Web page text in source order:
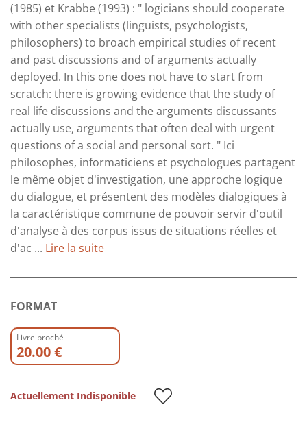
(1985) et Krabbe (1993) : " logicians should cooperate
with other specialists (linguists, psychologists,
philosophers) to broach empirical studies of recent
and past discussions and of arguments actually
deployed. In this one does not have to start from
scratch: there is growing evidence that the study of
real life discussions and the arguments discussants
actually use, arguments that often deal with urgent
questions of a social and personal sort. " Ici
philosophes, informaticiens et psychologues partagent
le même objet d'investigation, une approche logique
du dialogue, et présentent des modèles dialogiques à
la caractéristique commune de pouvoir servir d'outil
d'analyse à des corpus issus de situations réelles et
d'ac ... Lire la suite
FORMAT
Livre broché
20.00 €
Actuellement Indisponible